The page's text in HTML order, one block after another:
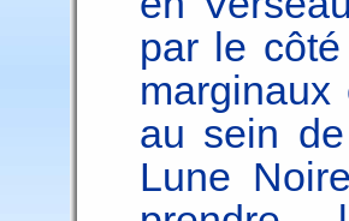
par le
au sein
Lune